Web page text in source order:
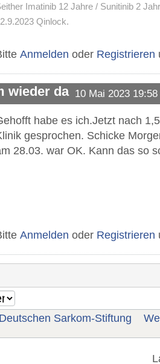
Imatinib 12 Jahre / Sunitinib 2
Qinlock.
Anmelden oder Registrieren
wieder da 10 Mai 2023 19:58
habe es ich.Jetzt nach
gesprochen. Schicke
28.03. war OK. Kann das so
Anmelden oder Registrieren
Sarkom-Stiftung